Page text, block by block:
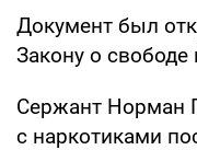
Документ был
Закону о
Сержант Норман
с наркотиками